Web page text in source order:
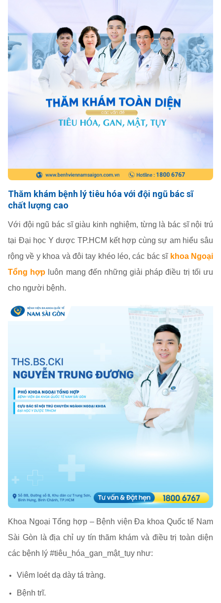
Thăm khám bệnh lý tiêu hóa với đội ngũ bác sĩ
chất lượng cao
Với đội ngũ bác sĩ giàu kinh nghiệm, từng là bác sĩ nội trú
tại Đại học Y dược TP.HCM kết hợp cùng sự am hiểu sâu
rộng về y khoa và đôi tay khéo léo, các bác sĩ khoa Ngoại
Tổng hợp luôn mang đến những giải pháp điều trị tối ưu
cho người bệnh.
Khoa Ngoại Tổng hợp – Bệnh viện Đa khoa Quốc tế Nam
Sài Gòn là địa chỉ uy tín thăm khám và điều trị toàn diện
các bệnh lý #tiêu_hóa_gan_mật_tụy như:
Viêm loét dạ dày tá tràng.
Bệnh trĩ.